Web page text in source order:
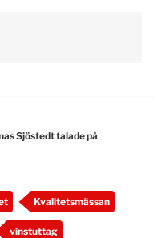
Sjöstedt talade på
Kvalitetsmässan
vinstuttag